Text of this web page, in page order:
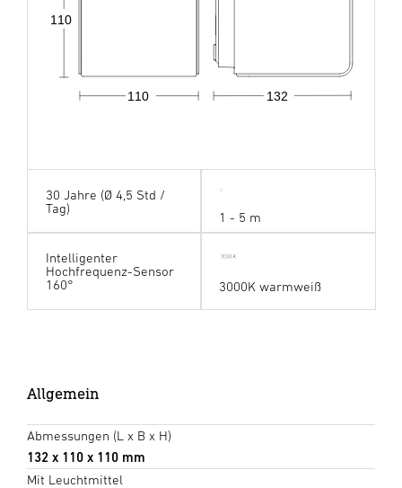
132
110
110
30 Jahre (Ø 4,5 Std /
Tag)
1 - 5 m
Intelligenter
Hochfrequenz-Sensor
160°
3000K warmweiß
Allgemein
Abmessungen (L x B x H)
132 x 110 x 110 mm
Mit Leuchtmittel